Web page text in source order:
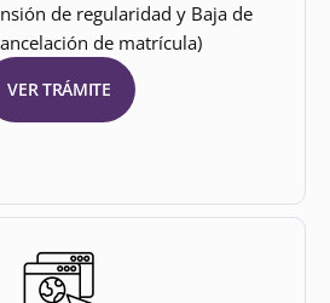
de regularidad y Baja de
de matrícula)
VER TRÁMITE